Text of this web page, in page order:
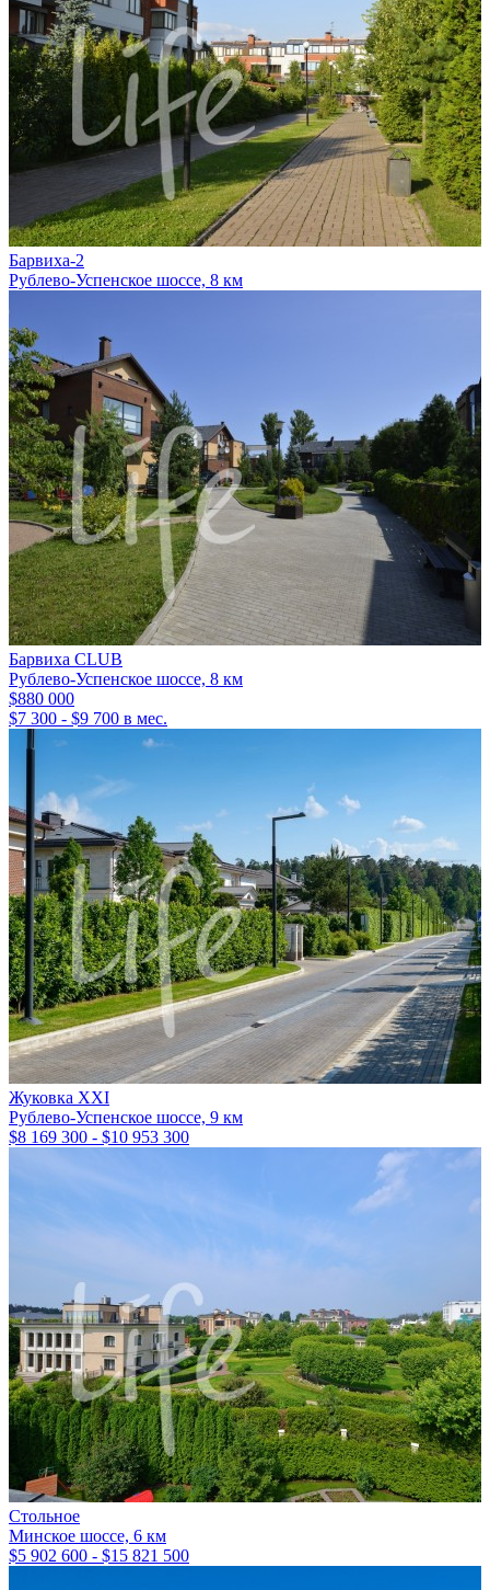
Барвиха-2
Рублево-Успенское шоссе, 8 км
Барвиха CLUB
Рублево-Успенское шоссе, 8 км
$880 000
$7 300 - $9 700 в мес.
Жуковка XXI
Рублево-Успенское шоссе, 9 км
$8 169 300 - $10 953 300
Стольное
Минское шоссе, 6 км
$5 902 600 - $15 821 500